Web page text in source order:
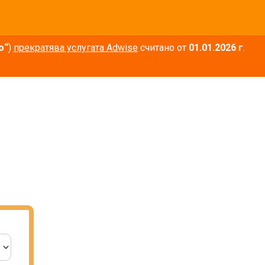
) прекратява услугата Adwiseсчитано от 01.01.2026 г.